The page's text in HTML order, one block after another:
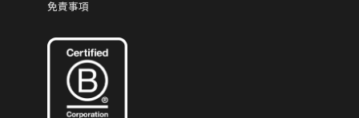
免責事項